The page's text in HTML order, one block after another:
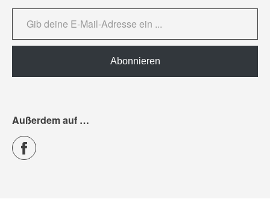
Gib deine E-Mail-Adresse ein ...
Abonnieren
Außerdem auf …
Facebook